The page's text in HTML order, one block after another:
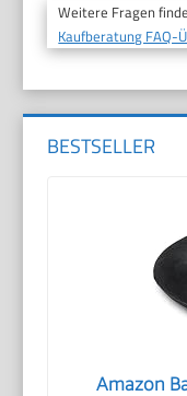
Weitere Fragen
Kaufberatung FAQ-
BESTSELLER
Amazon